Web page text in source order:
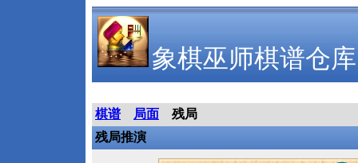
象棋巫师棋谱仓库
棋谱 局面
残局
残局推演